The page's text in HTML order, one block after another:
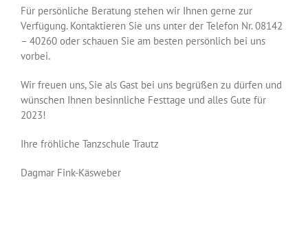
Für persönliche Beratung stehen wir Ihnen gerne zur
Verfügung. Kontaktieren Sie uns unter der Telefon Nr. 08142
– 40260 oder schauen Sie am besten persönlich bei uns
vorbei.
Wir freuen uns, Sie als Gast bei uns begrüßen zu dürfen und
wünschen Ihnen besinnliche Festtage und alles Gute für
2023!
Ihre fröhliche Tanzschule Trautz
Dagmar Fink-Käsweber